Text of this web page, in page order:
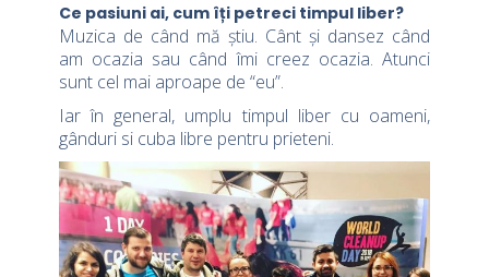
Ce pasiuni ai, cum îți petreci timpul liber?
Muzica de când mă știu. Cânt și dansez când
am ocazia sau când îmi creez ocazia. Atunci
sunt cel mai aproape de “eu”.
Iar în general, umplu timpul liber cu oameni,
gânduri si cuba libre pentru prieteni.